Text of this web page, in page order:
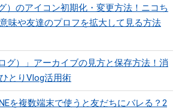
）のアイコン初期化・変更方法！ニコち
味や友達のプロフを拡大して見る方法
グ）」アーカイブの見方と保存方法！消
とりVlog活用術
を複数端末で使うと友だちにバレる？2